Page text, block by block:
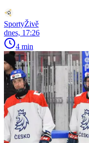
SportyŽivě
dnes, 17:26
4 min